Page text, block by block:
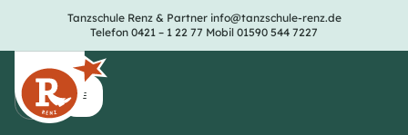
Tanzschule Renz & Partnerinfo@tanzschule-renz.de
Telefon 0421 – 1 22 77 Mobil 01590 544 7227